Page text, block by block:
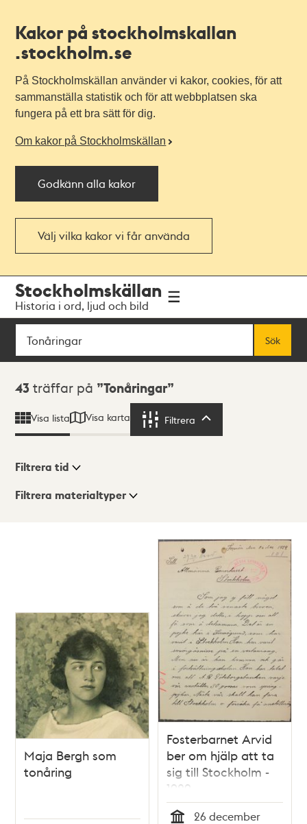
Kakor på stockholmskallan
.stockholm.se
På Stockholmskällan använder vi kakor, cookies, för att
sammanställa statistik och för att webbplatsen ska
fungera på ett bra sätt för dig.
Om kakor på Stockholmskällan
Godkänn alla kakor
Välj vilka kakor vi får använda
navigationen
huvudinnehållet
Stockholmskällan
Historia i ord, ljud och bild
Sök
Sök
Sökresultat
43 träffar på Tonåringar
Visa lista Visa karta Filtrera
Visningsläge
Filtrera tid
Filtrera materialtyper
Maja Bergh som
tonåring
Fosterbarnet Arvid
ber om hjälp att ta
sig till Stockholm -
1929
26 december